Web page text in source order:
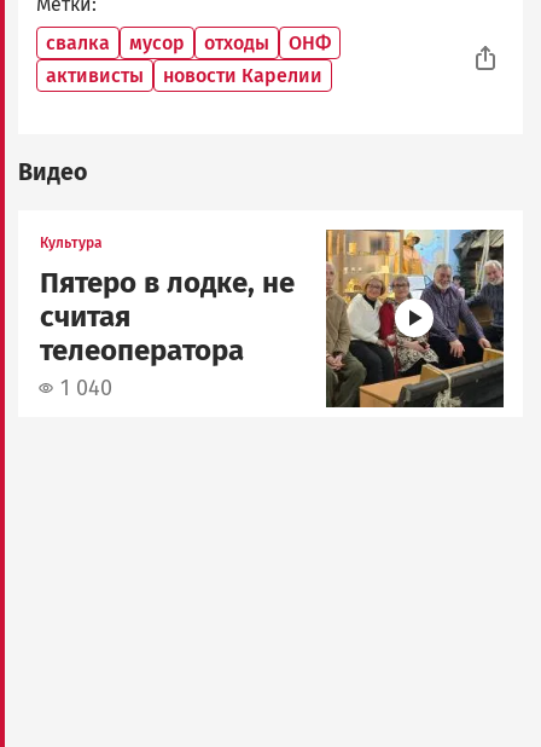
свалка
мусор отходы
ОНФ
активисты
новости Карелии
Видео
Культура
Пятеро в лодке, не
считая
телеоператора
1 040
Image